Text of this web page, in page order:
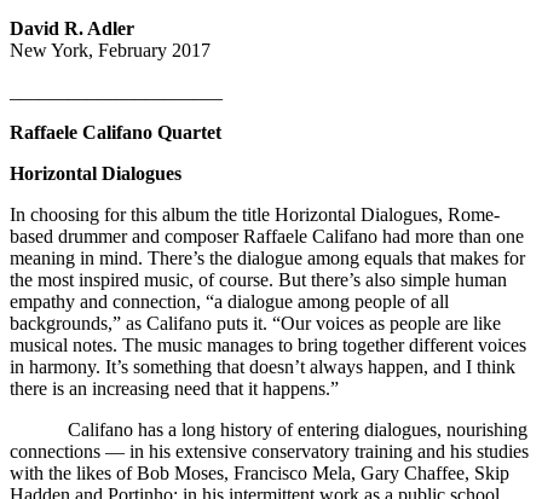
David R. Adler
New York, February 2017
Raffaele Califano Quartet
Horizontal Dialogues
In choosing for this album the title Horizontal Dialogues, Rome-
based drummer and composer Raffaele Califano had more than one
meaning in mind. There’s the dialogue among equals that makes for
the most inspired music, of course. But there’s also simple human
empathy and connection, “a dialogue among people of all
backgrounds,” as Califano puts it. “Our voices as people are like
musical notes. The music manages to bring together different voices
in harmony. It’s something that doesn’t always happen, and I think
there is an increasing need that it happens.”
Califano has a long history of entering dialogues, nourishing
connections — in his extensive conservatory training and his studies
with the likes of Bob Moses, Francisco Mela, Gary Chaffee, Skip
Hadden and Portinho; in his intermittent work as a public school